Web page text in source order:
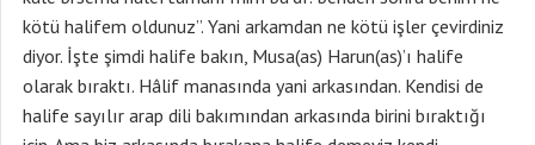
kötü halifem oldunuz”. Yani arkamdan ne kötü işler çevirdiniz
diyor. İşte şimdi halife bakın, Musa(as) Harun(as)’ı halife
olarak bıraktı. Hâlif manasında yani arkasından. Kendisi de
halife sayılır arap dili bakımından arkasında birini bıraktığı